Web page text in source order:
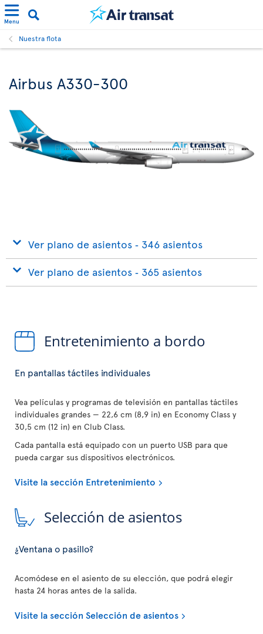
Menu
Nuestra flota
Airbus A330-300
Ver plano de asientos ‐ 346 asientos
Ver plano de asientos ‐ 365 asientos
Entretenimiento a bordo
En pantallas táctiles individuales
Vea películas y programas de televisión en pantallas táctiles
individuales grandes — 22,6 cm (8,9 in) en Economy Class y
30,5 cm (12 in) en Club Class.
Cada pantalla está equipado con un puerto USB para que
pueda cargar sus dispositivos electrónicos.
Visite la sección Entretenimiento
Selección de asientos
¿Ventana o pasillo?
Acomódese en el asiento de su elección, que podrá elegir
hasta 24 horas antes de la salida.
Visite la sección Selección de asientos